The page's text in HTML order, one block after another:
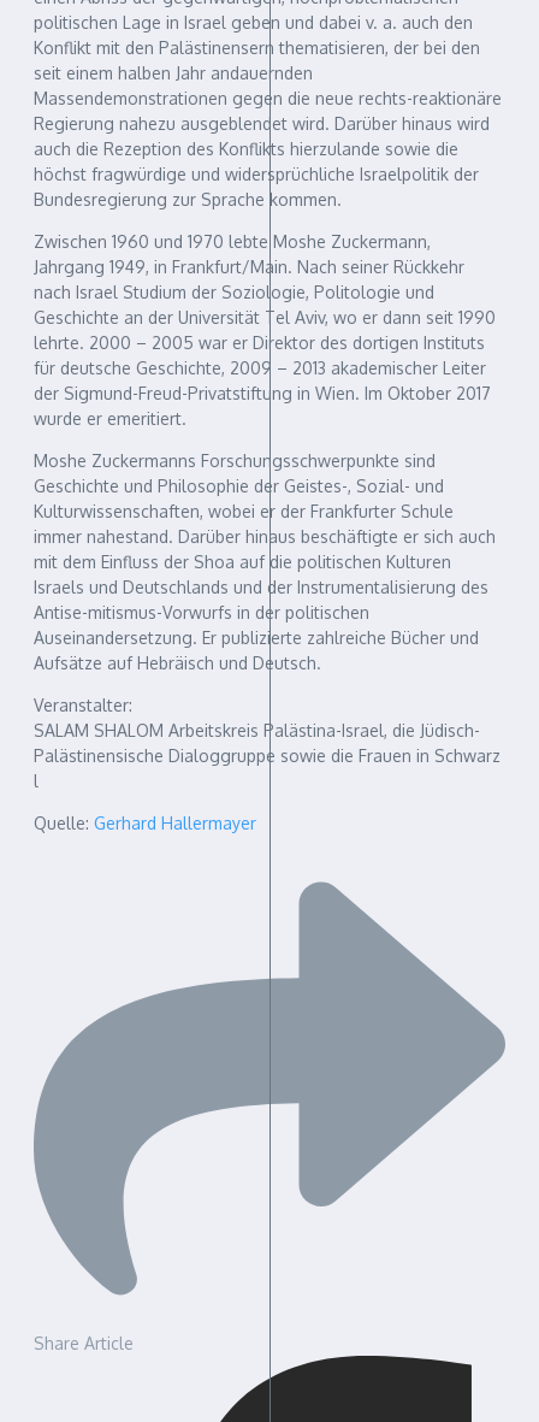
politischen Lage in Israel geben und dabei v. a. auch den
Konflikt mit den Palästinensern thematisieren, der bei den
seit einem halben Jahr andauernden
Massendemonstrationen gegen die neue rechts-reaktionäre
Regierung nahezu ausgeblendet wird. Darüber hinaus wird
auch die Rezeption des Konflikts hierzulande sowie die
höchst fragwürdige und widersprüchliche Israelpolitik der
Bundesregierung zur Sprache kommen.
Zwischen 1960 und 1970 lebte Moshe Zuckermann,
Jahrgang 1949, in Frankfurt/Main. Nach seiner Rückkehr
nach Israel Studium der Soziologie, Politologie und
Geschichte an der Universität Tel Aviv, wo er dann seit 1990
lehrte. 2000 – 2005 war er Direktor des dortigen Instituts
für deutsche Geschichte, 2009 – 2013 akademischer Leiter
der Sigmund-Freud-Privatstiftung in Wien. Im Oktober 2017
wurde er emeritiert.
Moshe Zuckermanns Forschungsschwerpunkte sind
Geschichte und Philosophie der Geistes-, Sozial- und
Kulturwissenschaften, wobei er der Frankfurter Schule
immer nahestand. Darüber hinaus beschäftigte er sich auch
mit dem Einfluss der Shoa auf die politischen Kulturen
Israels und Deutschlands und der Instrumentalisierung des
Antise-mitismus-Vorwurfs in der politischen
Auseinandersetzung. Er publizierte zahlreiche Bücher und
Aufsätze auf Hebräisch und Deutsch.
Veranstalter:
SALAM SHALOM Arbeitskreis Palästina-Israel, die Jüdisch-
Palästinensische Dialoggruppe sowie die Frauen in Schwarz
l
Quelle: Gerhard Hallermayer
Share Article